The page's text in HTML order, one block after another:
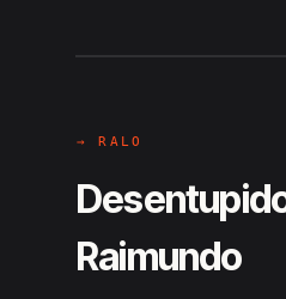
→ RALO
Raimundo